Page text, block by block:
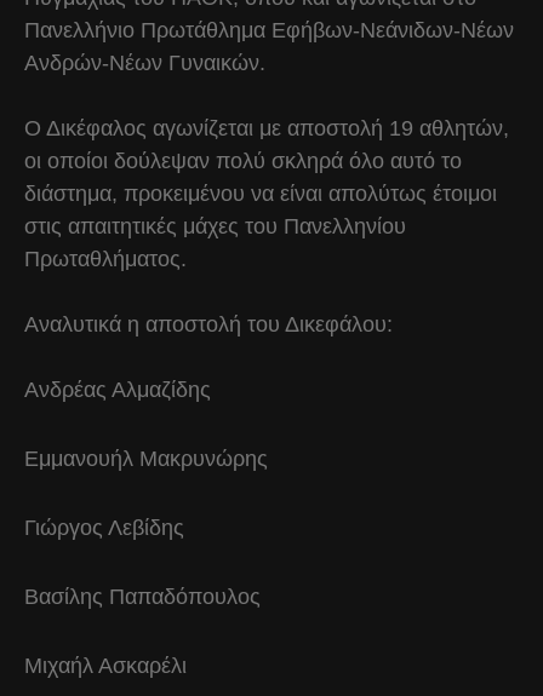
Πανελλήνιο Πρωτάθλημα Εφήβων-Νεάνιδων-Νέων
Ανδρών-Νέων Γυναικών.
Ο Δικέφαλος αγωνίζεται με αποστολή 19 αθλητών,
οι οποίοι δούλεψαν πολύ σκληρά όλο αυτό το
διάστημα, προκειμένου να είναι απολύτως έτοιμοι
στις απαιτητικές μάχες του Πανελληνίου
Πρωταθλήματος.
Αναλυτικά η αποστολή του Δικεφάλου:
Ανδρέας Αλμαζίδης
Εμμανουήλ Μακρυνώρης
Γιώργος Λεβίδης
Βασίλης Παπαδόπουλος
Μιχαήλ Ασκαρέλι